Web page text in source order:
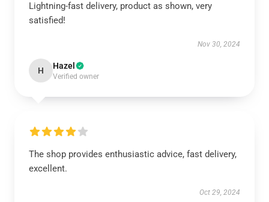
Lightning-fast delivery, product as shown, very
satisfied!
Nov 30, 2024
H Hazel
Verified owner
The shop provides enthusiastic advice, fast delivery,
excellent.
Oct 29, 2024